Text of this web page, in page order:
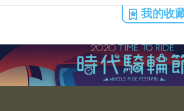
我的收